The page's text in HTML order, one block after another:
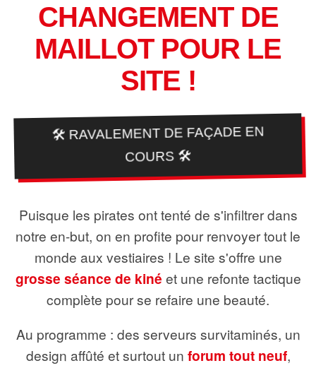
CHANGEMENT DE
MAILLOT POUR LE
SITE !
🛠️ RAVALEMENT DE FAÇADE EN
COURS 🛠️
Puisque les pirates ont tenté de s'infiltrer dans
notre en-but, on en profite pour renvoyer tout le
monde aux vestiaires ! Le site s'offre une
grosse séance de kiné et une refonte tactique
complète pour se refaire une beauté.
Au programme : des serveurs survitaminés, un
design affûté et surtout un forum tout neuf,